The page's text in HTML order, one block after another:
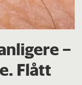
–
Flått